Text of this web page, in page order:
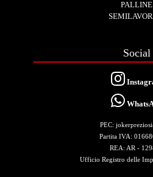
PALLINE
Social
PEC:
Partita IVA:
REA: AR -
Ufficio Registro delle